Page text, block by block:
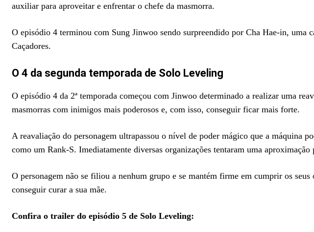
auxiliar para aproveitar e enfrentar o chefe da masmorra.
O episódio 4 terminou com Sung Jinwoo sendo surpreendido por Cha Hae-in, uma
Caçadores.
O 4 da segunda temporada de Solo Leveling
O episódio 4 da 2ª temporada começou com Jinwoo determinado a realizar uma
masmorras com inimigos mais poderosos e, com isso, conseguir ficar mais forte.
A reavaliação do personagem ultrapassou o nível de poder mágico que a máquina
como um Rank-S. Imediatamente diversas organizações tentaram uma aproximação
O personagem não se filiou a nenhum grupo e se mantém firme em cumprir os
conseguir curar a sua mãe.
Confira o trailer do episódio 5 de Solo Leveling: